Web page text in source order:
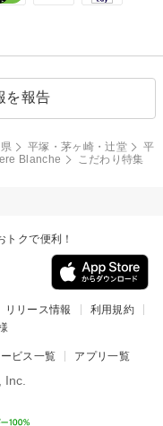
を報告
平塚・茅ヶ崎・辻堂
平
Blanche こだわり特集
トクで便利！
リリース情報
利用規約
ビス一覧 アプリ一覧